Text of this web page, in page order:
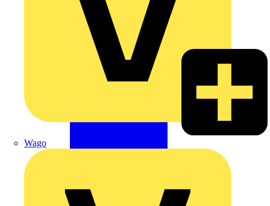
Wago